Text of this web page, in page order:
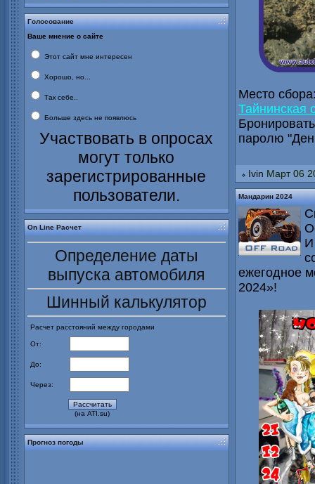
Голосование
Ваше мнение о сайте
Этот сайт мне интересен
Хорошо, но...
Так себе..
Больше здесь не появлюсь
Участвовать в опросах
могут только
зарегистрированные
пользователи.
On Line Расчет
Определение даты
выпуска автомобиля
Шинный калькулятор
Расчет расстояний между городами
От:
До:
Через:
(на ATI.su)
Прогноз погоды
Место
Тайнинская
паролю
Ivin Март 06
Мандарин 2024
И
ежегодное
2024»!